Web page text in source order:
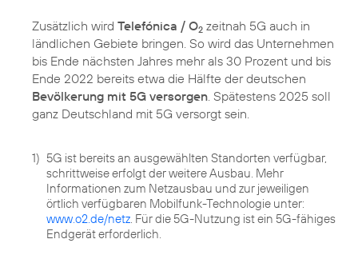
Zusätzlich wird Telefónica / O2 zeitnah 5G auch in
ländlichen Gebiete bringen. So wird das Unternehmen
bis Ende nächsten Jahres mehr als 30 Prozent und bis
Ende 2022 bereits etwa die Hälfte der deutschen
Bevölkerung mit 5G versorgen. Spätestens 2025 soll
ganz Deutschland mit 5G versorgt sein.
1) 5G ist bereits an ausgewählten Standorten verfügbar,
schrittweise erfolgt der weitere Ausbau. Mehr
Informationen zum Netzausbau und zur jeweiligen
örtlich verfügbaren Mobilfunk-Technologie unter:
www.o2.de/netz. Für die 5G-Nutzung ist ein 5G-fähiges
Endgerät erforderlich.